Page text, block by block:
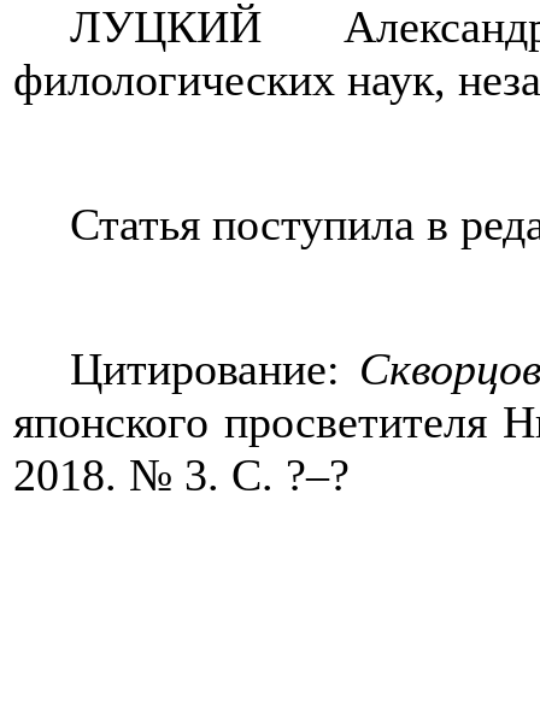
ЛУЦКИЙ
филологических наук,
Статья поступила в
Цитирование:
японского просветителя
2018. № 3. С. ?–?